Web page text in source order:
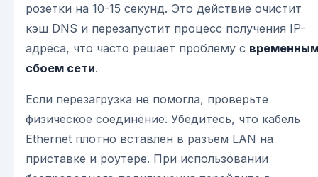
розетки на 10-15 секунд. Это действие очистит
кэш DNS и перезапустит процесс получения IP-
адреса, что часто решает проблему с
сбоем сети.
Если перезагрузка не помогла, проверьте
физическое соединение. Убедитесь, что кабель
Ethernet плотно вставлен в разъем LAN на
приставке и роутере. При использовании